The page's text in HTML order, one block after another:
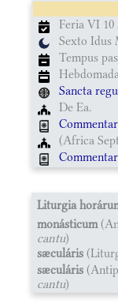
Feria VI 10
Sexto Idus
Tempus
Sancta
De Ea.
(Africa
Liturgia
monásticum
cantu)
sæculáris
sæculáris
cantu)